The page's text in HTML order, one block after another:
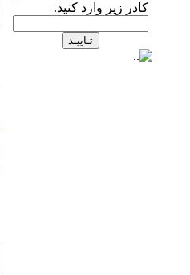
کادر زیر وارد کنید.